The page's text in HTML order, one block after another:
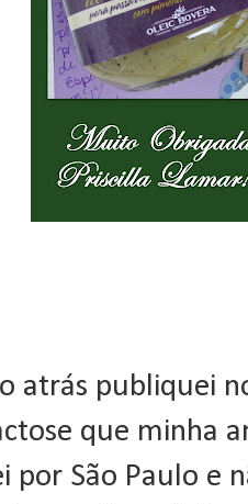
atrás publiquei
que minha
por São Paulo e